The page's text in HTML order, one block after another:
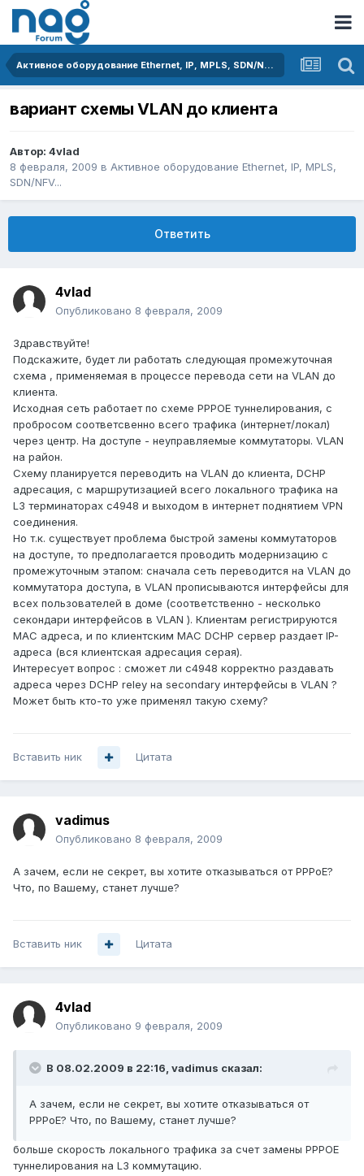
Активное оборудование Ethernet, IP, MPLS, SDN/NFV...
вариант схемы VLAN до клиента
Автор: 4vlad
8 февраля, 2009 в Активное оборудование Ethernet, IP, MPLS,
SDN/NFV...
Ответить
4vlad
Опубликовано 8 февраля, 2009
Здравствуйте!
Подскажите, будет ли работать следующая промежуточная
схема , применяемая в процессе перевода сети на VLAN до
клиента.
Исходная сеть работает по схеме PPPOE туннелирования, с
пробросом соответсвенно всего трафика (интернет/локал)
через центр. На доступе - неуправляемые коммутаторы. VLAN
на район.
Схему планируется переводить на VLAN до клиента, DCHP
адресация, с маршрутизацией всего локального трафика на
L3 терминаторах с4948 и выходом в интернет поднятием VPN
соединения.
Но т.к. существует проблема быстрой замены коммутаторов
на доступе, то предполагается проводить модернизацию с
промежуточным этапом: сначала сеть переводится на VLAN до
коммутатора доступа, в VLAN прописываются интерфейсы для
всех пользователей в доме (соответственно - несколько
секондари интерфейсов в VLAN ). Клиентам регистрируются
MAC адреса, и по клиентским MAC DCHP сервер раздает IP-
адреса (вся клиентская адресация серая).
Интересует вопрос : сможет ли с4948 корректно раздавать
адреса через DCHP reley на secondary интерфейсы в VLAN ?
Может быть кто-то уже применял такую схему?
Вставить ник Цитата
vadimus
Опубликовано 8 февраля, 2009
А зачем, если не секрет, вы хотите отказываться от PPPoE?
Что, по Вашему, станет лучше?
Вставить ник Цитата
4vlad
Опубликовано 9 февраля, 2009
В 08.02.2009 в 22:16, vadimus сказал:
А зачем, если не секрет, вы хотите отказываться от
PPPoE? Что, по Вашему, станет лучше?
больше скорость локального трафика за счет замены PPPOE
туннелирования на L3 коммутацию.